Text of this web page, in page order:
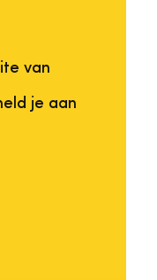
van
je aan